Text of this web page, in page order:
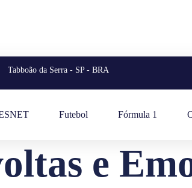
Tabboão da Serra - SP - BRA
Futebol Fórmula 1
e